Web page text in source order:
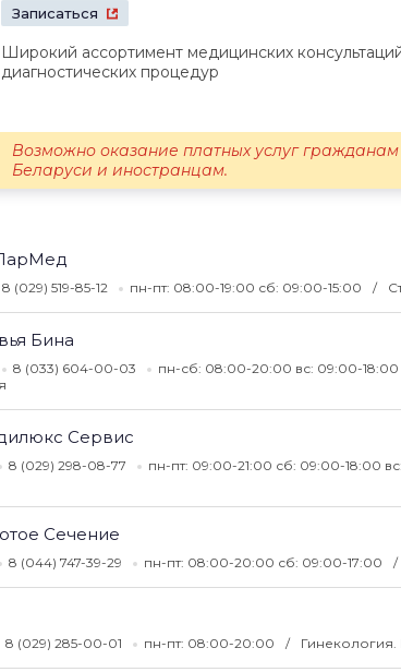
Записаться
Широкий ассортимент медицинских
диагностических процедур
Возможно оказание платных услуг гражданам
Беларуси и иностранцам.
8 (029) 519-85-12 пн-пт: 08:00-19:00 сб: 09:00-15:00
Бина
8 (033) 604-00-03 пн-сб: 08:00-20:00 вс: 09:00-18:00
Сервис
8 (029) 298-08-77 пн-пт: 09:00-21:00 сб: 09:00-18:00
Сечение
8 (044) 747-39-29 пн-пт: 08:00-20:00 сб: 09:00-17:00
8 (029) 285-00-01 пн-пт: 08:00-20:00